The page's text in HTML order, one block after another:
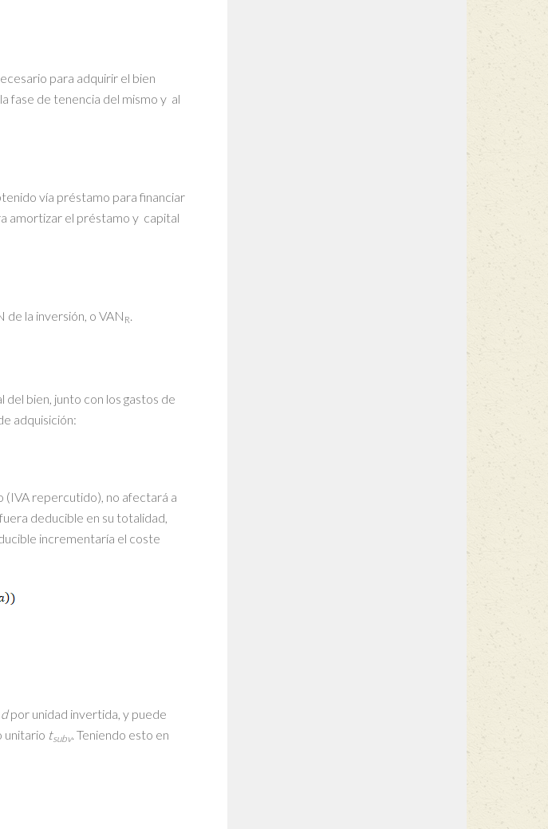
para adquirir el bien
fase de tenencia del mismo y al
vía préstamo para financiar
amortizar el préstamo y capital
de la inversión, o VAN R.
bien, junto con los gastos de
adquisición:
(IVA repercutido), no afectará a
deducible en su totalidad,
incrementaría el coste
dpor unidad invertida, y puede
unitario tsubv. Teniendo esto en